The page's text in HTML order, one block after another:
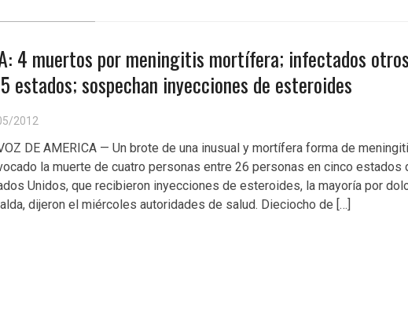
4 muertos por meningitis mortífera; infectados
estados; sospechan inyecciones de esteroides
2012
DE AMERICA — Un brote de una inusual y mortífera forma de
la muerte de cuatro personas entre 26 personas en cinco estados
Unidos, que recibieron inyecciones de esteroides, la mayoría por
dijeron el miércoles autoridades de salud. Dieciocho de […]